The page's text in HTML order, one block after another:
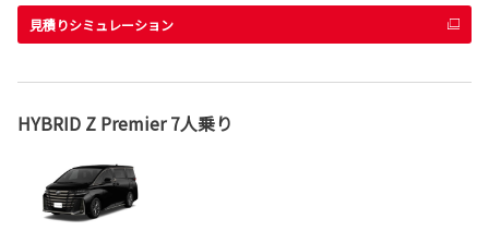
見積りシミュレーション
HYBRID Z Premier 7人乗り